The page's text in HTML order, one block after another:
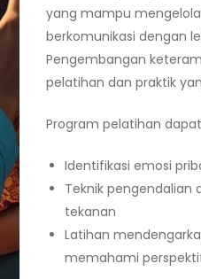
yang mampu
berkomunikasi dengan
Pengembangan
pelatihan dan praktik
Program pelatihan
Identifikasi emosi
Teknik pengendalian
tekanan
Latihan
memahami